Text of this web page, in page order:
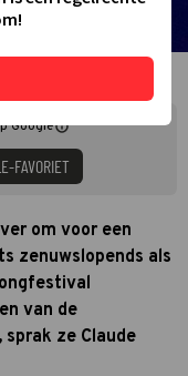
Google
FAVORIET
om voor een
zenuwslopends als
van de
ze Claude